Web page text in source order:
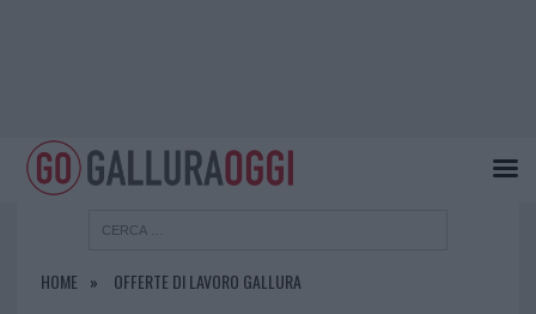
HOME OFFERTE DI LAVORO GALLURA